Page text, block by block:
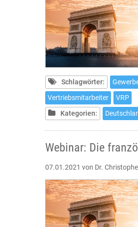
Schlagwörter:
Vertriebsmitarbeiter
VRP
Kategorien:
Webinar: Die
07.01.2021 von Dr. Christophe